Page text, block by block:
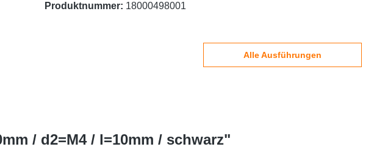
Produktnummer: 18000498001
Alle Ausführungen
/ d2=M4 / l=10mm / schwarz"